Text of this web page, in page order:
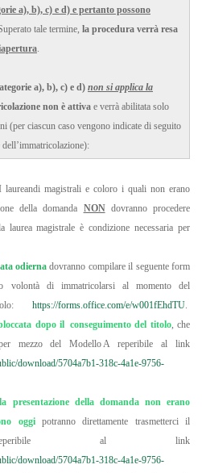
a), b), c) e d) e pertanto possono
tale termine, la procedura verrà resa
.
a), b), c) e d) non si applica la
non è attiva e verrà abilitata solo
(per ciascun caso vengono indicate di seguito
laureandi magistrali e coloro i quali non erano
della domanda NONdovranno procedere
laurea magistrale è condizione necessaria per
odierna dovranno compilare il seguente form
volontà di immatricolarsi al momento del
https://forms.office.com/e/w001fEhdTU.
dopo il conseguimento del titolo, che
mezzo del Modello A reperibile al link
download/5704a7b1-318c-4a1e-9756-
presentazione della domanda non erano
oggipotranno direttamente trasmetterci il
reperibile al link
download/5704a7b1-318c-4a1e-9756-